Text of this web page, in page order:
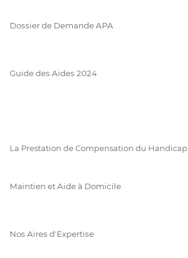
Dossier de Demande APA
Guide des Aides 2024
La Prestation de Compensation du Handicap
Maintien et Aide à Domicile
Nos Aires d'Expertise